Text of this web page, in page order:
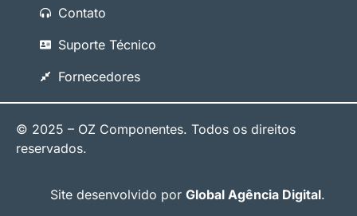
Contato
Suporte Técnico
Fornecedores
© 2025 – OZ Componentes. Todos os direitos
reservados.
Site desenvolvido por Global Agência Digital.